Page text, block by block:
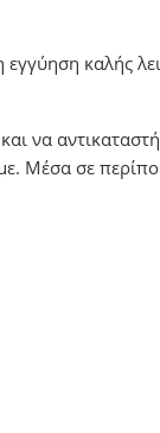
καλής
και να
Μέσα σε